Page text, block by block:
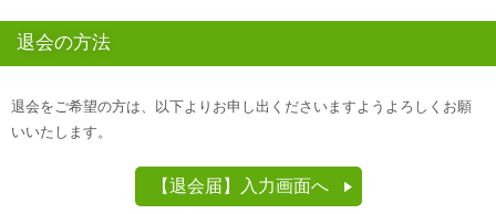
退会の方法
退会をご希望の方は、以下よりお申し出くださいますようよろしくお願
いいたします。
【退会届】入力画面へ